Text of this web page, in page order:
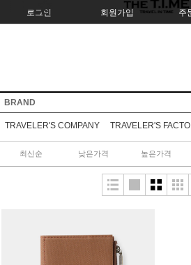
로그인 회원가입 주
BRAND
TRAVELER'S COMPANY TRAVELER'S
최신순 낮은가격 높은가격